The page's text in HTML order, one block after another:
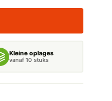
Kleine oplages
vanaf 10 stuks